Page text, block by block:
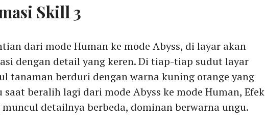
Skill 3
dari mode Human ke mode Abyss, di layar akan
dengan detail yang keren. Di tiap-tiap sudut layar
tanaman berduri dengan warna kuning orange yang
saat beralih lagi dari mode Abyss ke mode Human, Efek
detailnya berbeda, dominan berwarna ungu.